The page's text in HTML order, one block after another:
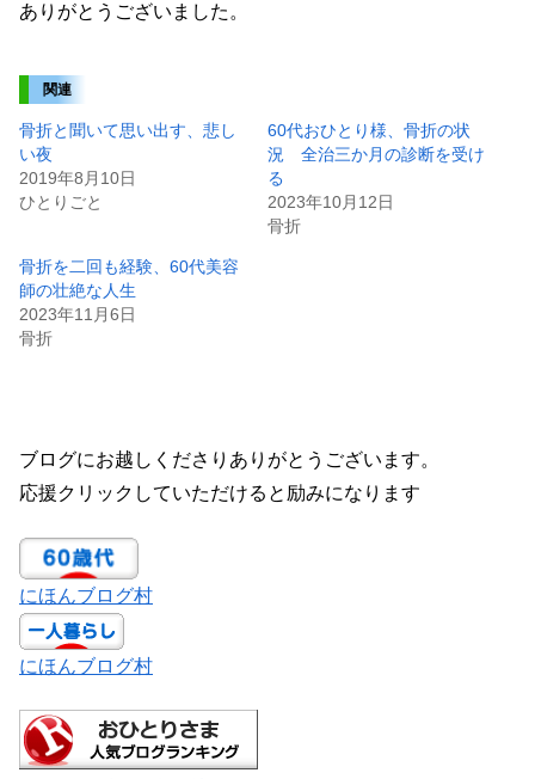
ありがとうございました。
関連
骨折と聞いて思い出す、悲し
い夜
2019年8月10日
ひとりごと
60代おひとり様、骨折の状
況 全治三か月の診断を受け
る
2023年10月12日
骨折
骨折を二回も経験、60代美容
師の壮絶な人生
2023年11月6日
骨折
ブログにお越しくださりありがとうございます。
応援クリックしていただけると励みになります
にほんブログ村
にほんブログ村